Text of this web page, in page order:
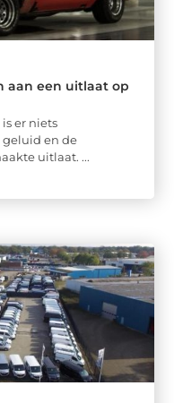
aan een uitlaat op
er niets
geluid en de
uitlaat. ...